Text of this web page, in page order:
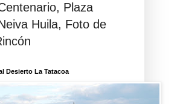
Plaza
Huila, Foto de
Desierto La Tatacoa